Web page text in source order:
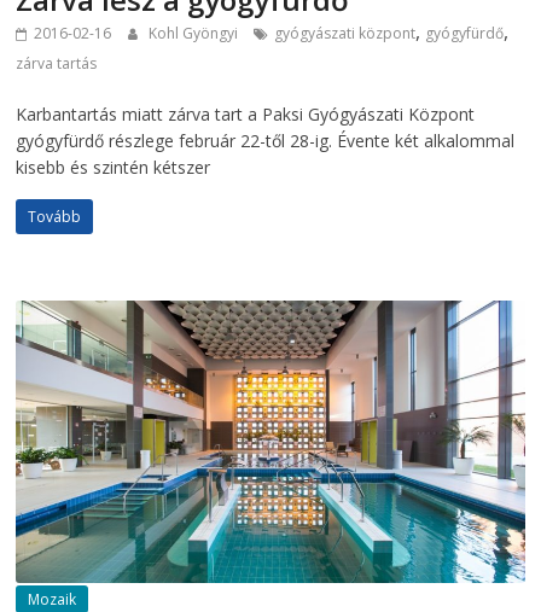
2016-02-16 Kohl Gyöngyi gyógyászati központ, gyógyfürdő,
zárva tartás
Karbantartás miatt zárva tart a Paksi Gyógyászati Központ
gyógyfürdő részlege február 22-től 28-ig. Évente két alkalommal
kisebb és szintén kétszer
Tovább
Mozaik